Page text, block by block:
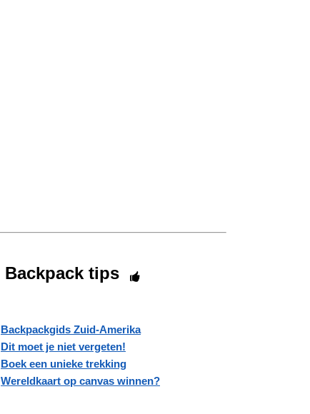
Backpack tips
Backpackgids Zuid-Amerika
Dit moet je niet vergeten!
Boek een unieke trekking
Wereldkaart op canvas winnen?